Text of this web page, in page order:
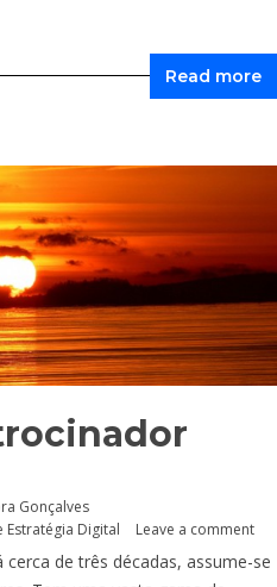
Read more
Gonçalves
Estratégia Digital Leave a comment
de três décadas, assume-se